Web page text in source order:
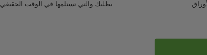
بطلبك والتي تستلمها في الوقت الحقيقي.